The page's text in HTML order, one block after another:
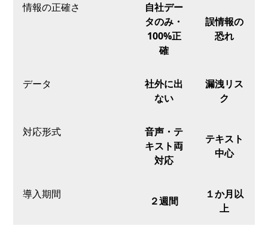
情報の正確さ
自社デー
タのみ・
100%正
確
誤情報の
恐れ
データ
社外に出
ない
漏洩リス
ク
対応形式
音声・テ
キスト両
対応
テキスト
中心
導入期間
２週間
１か月以
上